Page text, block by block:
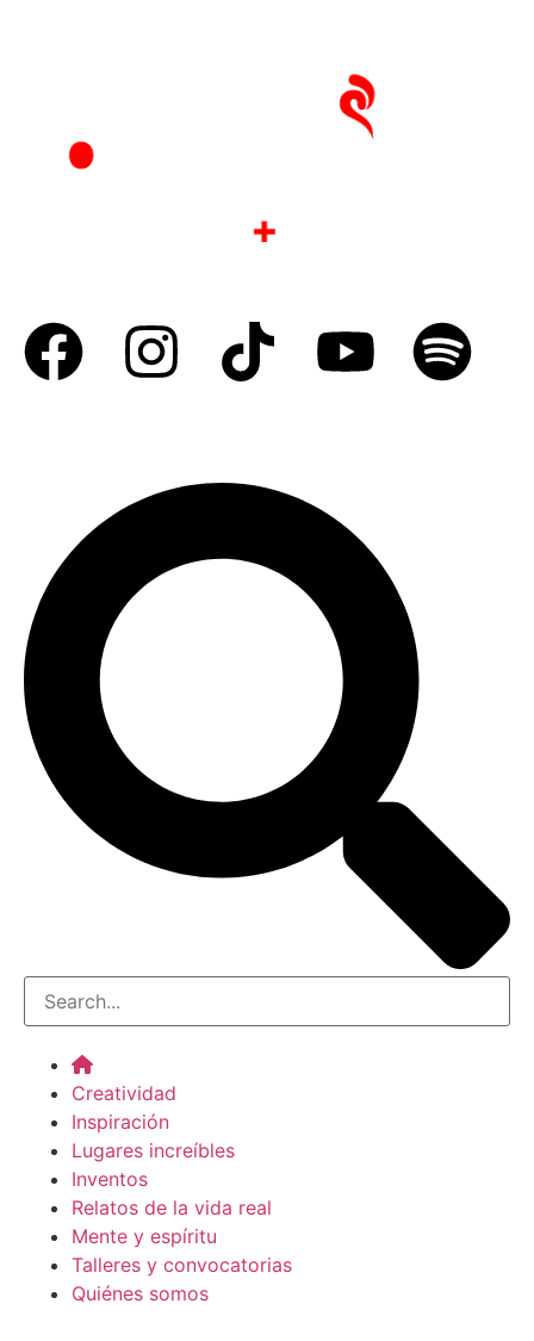
Creatividad
Inspiración
Lugares increíbles
Inventos
Relatos de la vida real
Mente y espíritu
Talleres y convocatorias
Quiénes somos